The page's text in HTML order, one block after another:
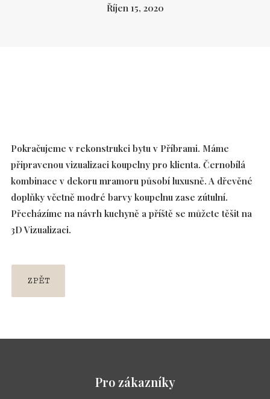
Říjen 15, 2020
Pokračujeme v rekonstrukci bytu v Příbrami. Máme
připravenou vizualizaci koupelny pro klienta. Černobílá
kombinace v dekoru mramoru působí luxusně. A dřevěné
doplňky včetně modré barvy koupelnu zase zútulní.
Přecházíme na návrh kuchyně a příště se můžete těšit na
3D Vizualizaci.
ZPĚT
Pro zákazníky